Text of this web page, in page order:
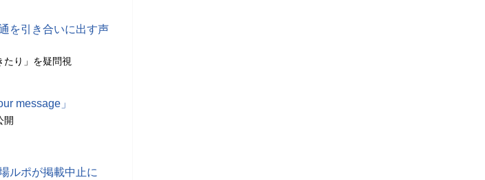
を引き合いに出す声
たり」を疑問視
message」
開
ルポが掲載中止に